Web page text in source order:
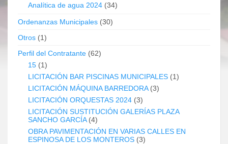
Analítica de agua 2024 (34)
Ordenanzas Municipales (30)
Otros (1)
Perfil del Contratante (62)
15 (1)
LICITACIÓN BAR PISCINAS MUNICIPALES (1)
LICITACIÓN MÁQUINA BARREDORA(3)
LICITACIÓN ORQUESTAS 2024 (3)
LICITACIÓN SUSTITUCIÓN GALERÍAS PLAZA
SANCHO GARCÍA(4)
OBRA PAVIMENTACIÓN EN VARIAS CALLES EN
ESPINOSA DE LOS MONTEROS (3)